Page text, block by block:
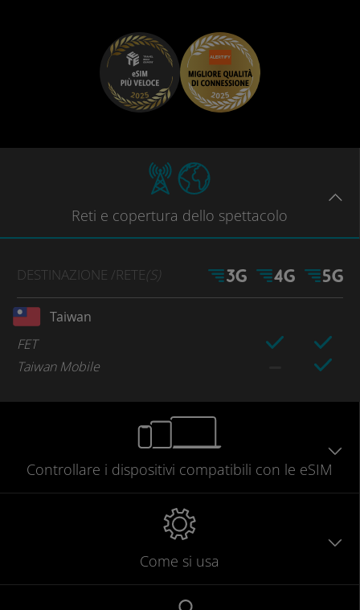
Reti e copertura dello spettacolo
DESTINAZIONE /RETE(S)
Taiwan
FET
Taiwan Mobile
Controllare i dispositivi compatibili con le eSIM
Come si usa